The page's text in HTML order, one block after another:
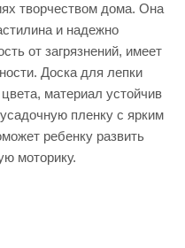
творчеством дома. Она
и надежно
от загрязнений, имеет
Доска для лепки
материал устойчив
пленку с ярким
ребенку развить
моторику.